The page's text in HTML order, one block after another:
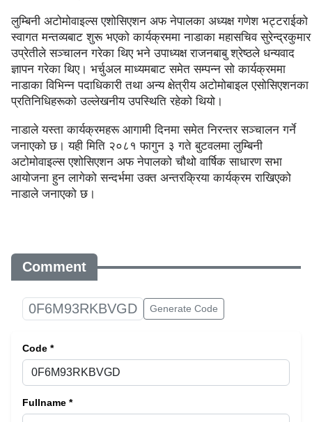
लुम्बिनी अटोमोवाइल्स एशोसिएशन अफ नेपालका अध्यक्ष गणेश भट्टराईको
स्वागत मन्तव्यबाट शुरू भएको कार्यक्रममा नाडाका महासचिव सुरेन्द्रकुमार
उप्रेतीले सञ्चालन गरेका थिए भने उपाध्यक्ष राजनबाबु श्रेष्ठले धन्यवाद
ज्ञापन गरेका थिए। भर्चुअल माध्यमबाट समेत सम्पन्न सो कार्यक्रममा
नाडाका विभिन्न पदाधिकारी तथा अन्य क्षेत्रीय अटोमोबाइल एसोसिएशनका
प्रतिनिधिहरूको उल्लेखनीय उपस्थिति रहेको थियो।
नाडाले यस्ता कार्यक्रमहरू आगामी दिनमा समेत निरन्तर सञ्चालन गर्ने
जनाएको छ। यही मिति २०८१ फागुन ३ गते बुटवलमा लुम्बिनी
अटोमोवाइल्स एशोसिएशन अफ नेपालको चौथो वार्षिक साधारण सभा
आयोजना हुन लागेको सन्दर्भमा उक्त अन्तरक्रिया कार्यक्रम राखिएको
नाडाले जनाएको छ।
Comment
0F6M93RKBVGD Generate Code
Code *
Fullname *